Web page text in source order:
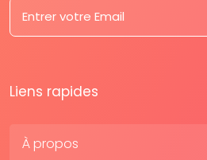
Liens rapides
À propos